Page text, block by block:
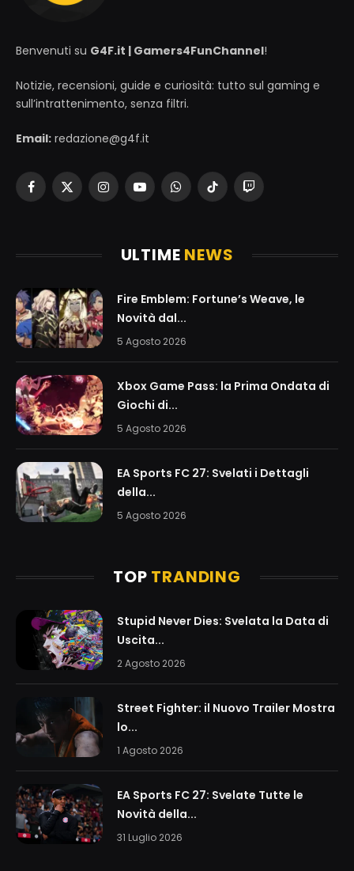
Benvenuti su G4F.it | Gamers4FunChannel!
Notizie, recensioni, guide e curiosità: tutto sul gaming e
sull’intrattenimento, senza filtri.
Email: redazione@g4f.it
Facebook
X
InstagramYouTubeWhatsAppTikTokTwitch
ULTIME NEWS
Fire Emblem: Fortune’s Weave, le
Novità dal...
5 Agosto 2026
Xbox Game Pass: la Prima Ondata di
Giochi di...
5 Agosto 2026
EA Sports FC 27: Svelati i Dettagli
della...
5 Agosto 2026
TOP TRANDING
Stupid Never Dies: Svelata la Data di
Uscita...
2 Agosto 2026
Street Fighter: il Nuovo Trailer Mostra
lo...
1 Agosto 2026
EA Sports FC 27: Svelate Tutte le
Novità della...
31 Luglio 2026